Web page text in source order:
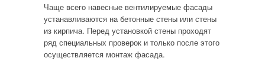
Чаще всего навесные вентилируемые фасады
устанавливаются на бетонные стены или стены
из кирпича. Перед установкой стены проходят
ряд специальных проверок и только после этого
осуществляется монтаж фасада.